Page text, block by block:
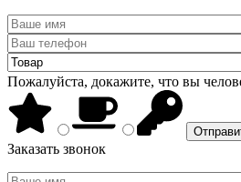
Пожалуйста, докажите, что вы
Заказать звонок